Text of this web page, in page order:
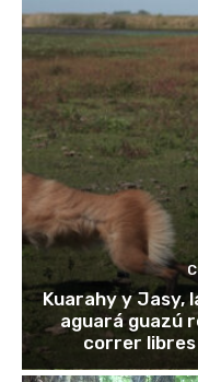
Kuarahy y Jasy,
aguará guazú
correr libres